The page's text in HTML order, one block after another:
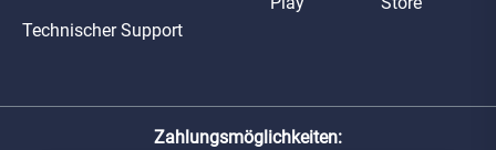
Technischer Support
Zahlungsmöglichkeiten: